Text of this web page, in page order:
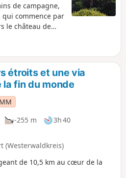
de campagne,
commence par
le château de
Weiher,
et Hausweiher).
les hauteurs de
et le Hunsrück.
sont
par temps
étroits et une via
fin du monde
-255 m
3h 40
(Westerwaldkreis)
de 10,5 km au cœur de la